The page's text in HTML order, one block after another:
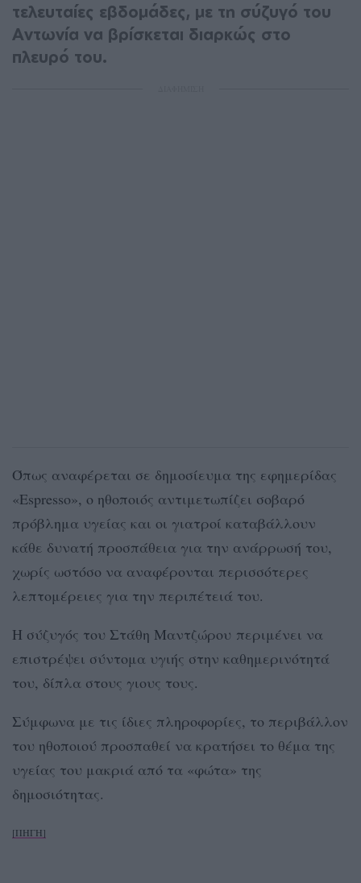
τελευταίες εβδομάδες, με τη σύζυγό του
Αντωνία να βρίσκεται διαρκώς στο
πλευρό του.
Όπως αναφέρεται σε δημοσίευμα της εφημερίδας
«Espresso», ο ηθοποιός αντιμετωπίζει σοβαρό
πρόβλημα υγείας και οι γιατροί καταβάλλουν
κάθε δυνατή προσπάθεια για την ανάρρωσή του,
χωρίς ωστόσο να αναφέρονται περισσότερες
λεπτομέρειες για την περιπέτειά του.
Η σύζυγός του Στάθη Μαντζώρου περιμένει να
επιστρέψει σύντομα υγιής στην καθημερινότητά
του, δίπλα στους γιους τους.
Σύμφωνα με τις ίδιες πληροφορίες, το περιβάλλον
του ηθοποιού προσπαθεί να κρατήσει το θέμα της
υγείας του μακριά από τα «φώτα» της
δημοσιότητας.
[ΠΗΓΗ]